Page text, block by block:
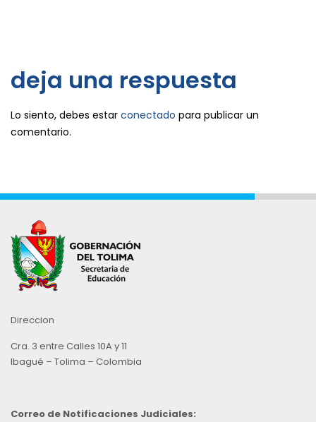
deja una respuesta
Lo siento, debes estar conectado para publicar un
comentario.
Direccion
Cra. 3 entre Calles 10A y 11
Ibagué – Tolima – Colombia
Correo de Notificaciones Judiciales: